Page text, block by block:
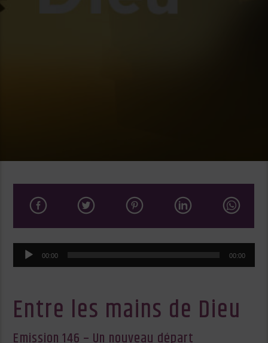
Lecteur
audio
00:00 00:00
Entre les mains de Dieu
Emission 146 – Un nouveau départ